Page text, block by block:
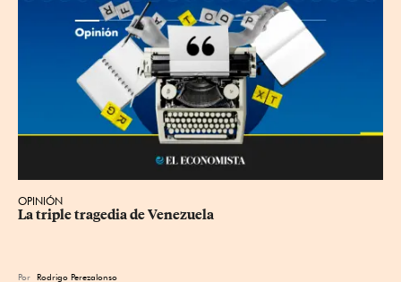
OPINIÓN
La triple tragedia de Venezuela
Por Rodrigo Perezalonso